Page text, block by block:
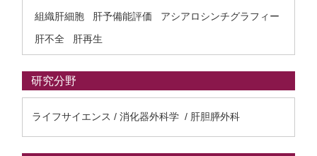
組織肝細胞
肝予備能評価
アシアロシンチグラフィー
肝不全
肝再生
研究分野
ライフサイエンス / 消化器外科学 / 肝胆膵外科